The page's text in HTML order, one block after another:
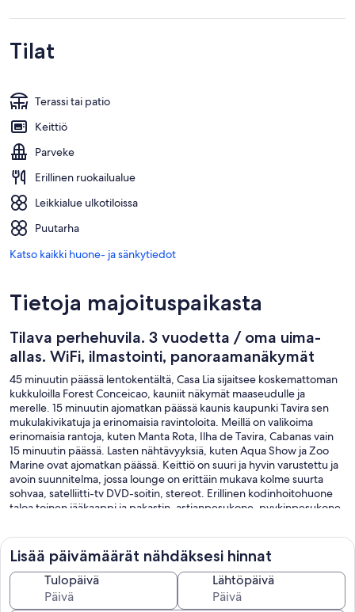
Tilat
Terassi tai patio
Keittiö
Parveke
Erillinen ruokailualue
Leikkialue ulkotiloissa
Puutarha
Katso kaikki huone- ja sänkytiedot
Tietoja majoituspaikasta
Tilava perhehuvila. 3 vuodetta / oma uima-
allas. WiFi, ilmastointi, panoraamanäkymät
45 minuutin päässä lentokentältä, Casa Lia sijaitsee koskemattoman
kukkuloilla Forest Conceicao, kauniit näkymät maaseudulle ja
merelle. 15 minuutin ajomatkan päässä kaunis kaupunki Tavira sen
mukulakivikatuja ja erinomaisia ​​ravintoloita. Meillä on valikoima
erinomaisia ​​rantoja, kuten Manta Rota, Ilha de Tavira, Cabanas vain
15 minuutin päässä. Lasten nähtävyyksiä, kuten Aqua Show ja Zoo
Marine ovat ajomatkan päässä. Keittiö on suuri ja hyvin varustettu ja
avoin suunnitelma, jossa lounge on erittäin mukava kolme suurta
sohvaa, satelliitti-tv DVD-soitin, stereot. Erillinen kodinhoitohuone
taloa toinen jääkaappi ja pakastin, astianpesukone, pyykinpesukone
Lisää päivämäärät nähdäksesi hinnat
Tulopäivä Lähtöpäivä